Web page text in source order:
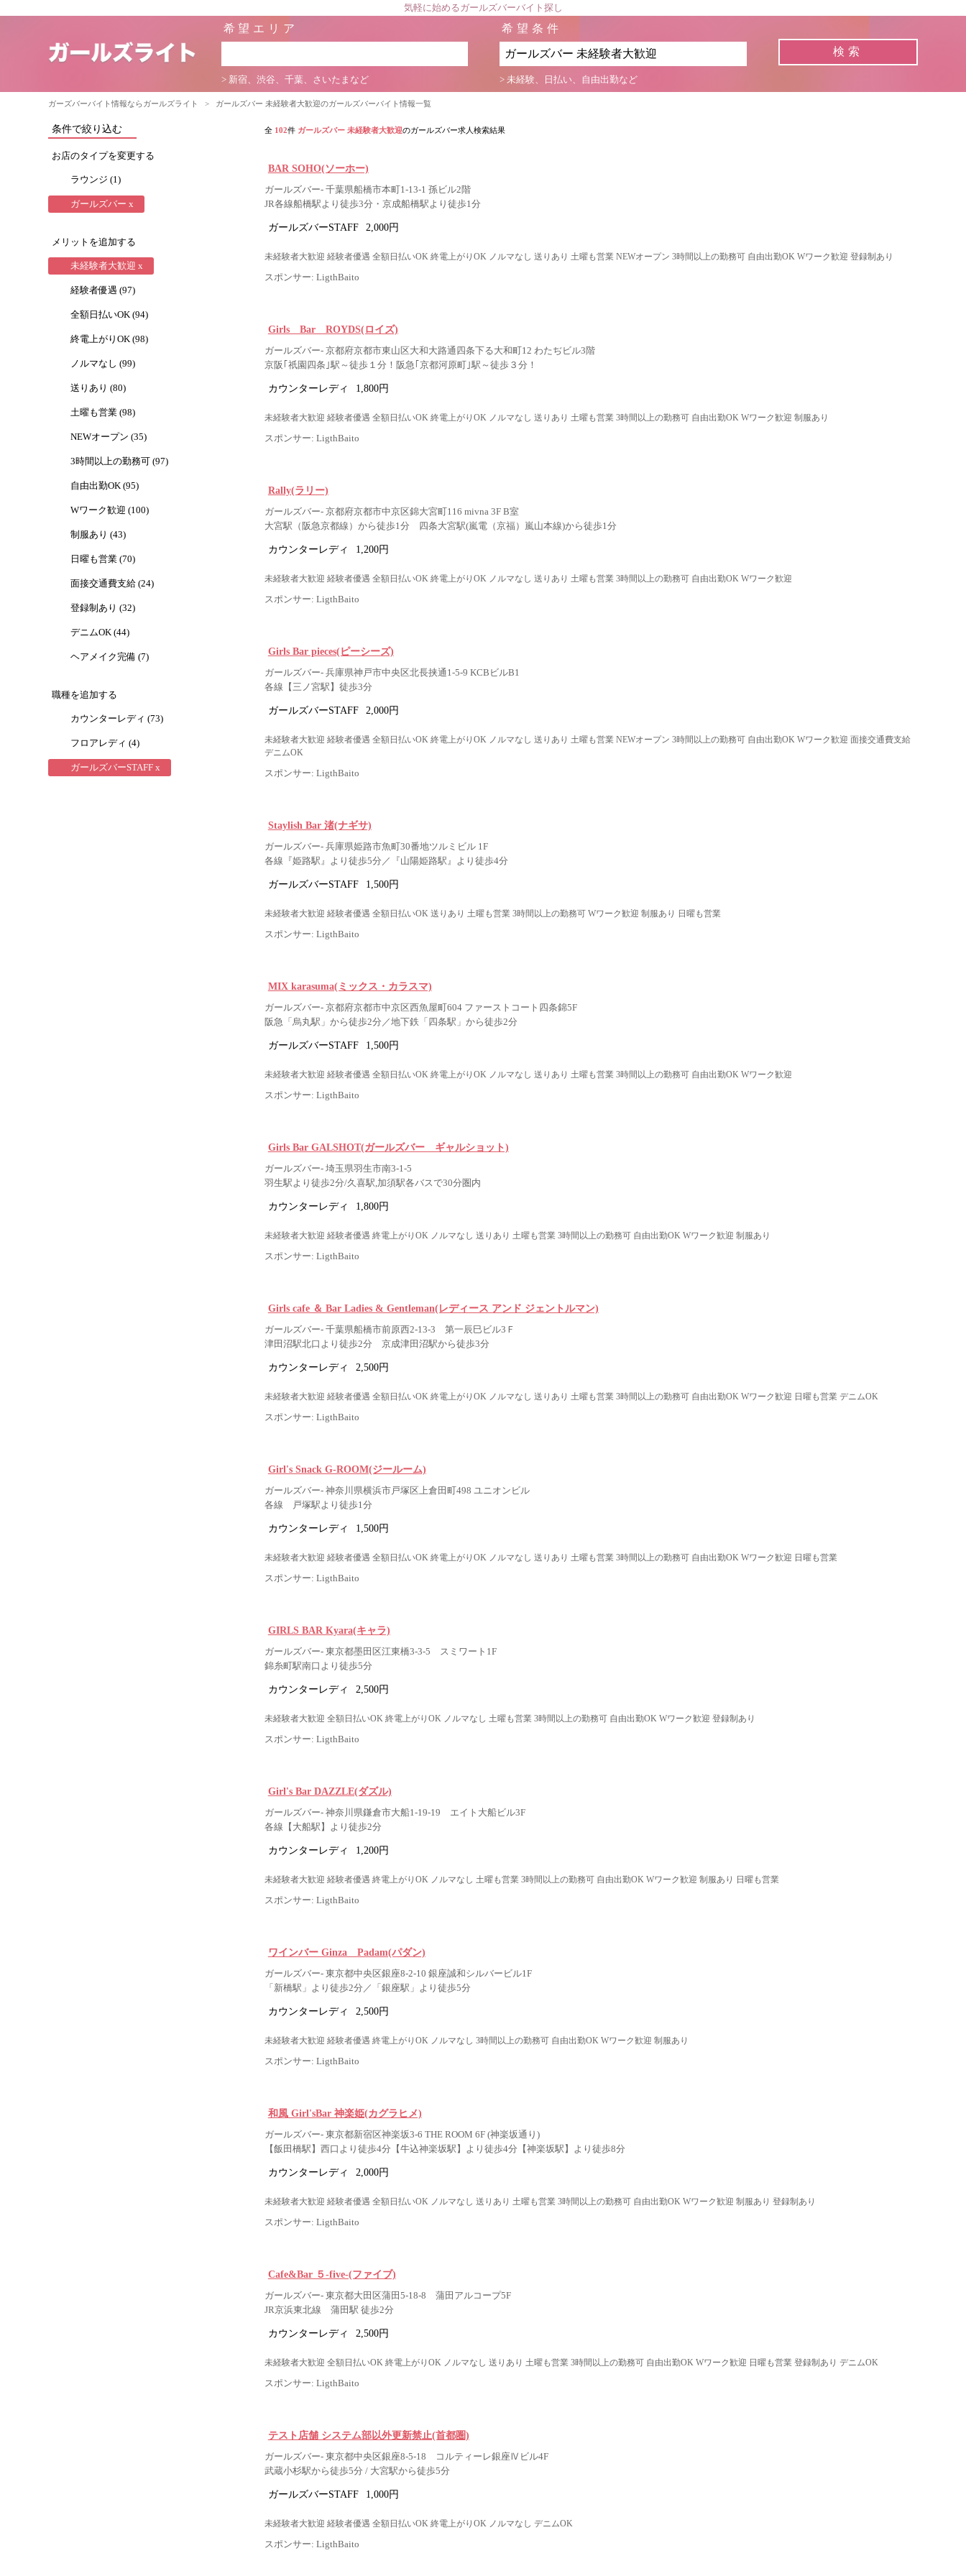
気軽に始めるガールズバーバイト探し
希望エリア
> 新宿、渋谷、千葉、さいたまなど
希望条件
> 未経験、日払い、自由出勤など
ガーズバーバイト情報ならガールズライト > ガールズバー 未経験者大歓迎のガールズバーバイト情報一覧
条件で絞り込む
お店のタイプを変更する
ラウンジ (1)
ガールズバー x
メリットを追加する
未経験者大歓迎 x
経験者優遇 (97)
全額日払いOK (94)
終電上がりOK (98)
ノルマなし (99)
送りあり (80)
土曜も営業 (98)
NEWオープン (35)
3時間以上の勤務可 (97)
自由出勤OK (95)
Wワーク歓迎 (100)
制服あり (43)
日曜も営業 (70)
面接交通費支給 (24)
登録制あり (32)
デニムOK (44)
ヘアメイク完備 (7)
職種を追加する
カウンターレディ (73)
フロアレディ (4)
ガールズバーSTAFF x
全 102件 ガールズバー 未経験者大歓迎のガールズバー求人検索結果
BAR SOHO(ソーホー)
ガールズバー- 千葉県船橋市本町1-13-1 孫ビル2階
JR各線船橋駅より徒歩3分・京成船橋駅より徒歩1分
ガールズバーSTAFF 2,000円
未経験者大歓迎 経験者優遇 全額日払いOK 終電上がりOK ノルマなし 送りあり 土曜も営業 NEWオープン 3時間以上の勤務可 自由出勤OK Wワーク歓迎 登録制あり
スポンサー: LigthBaito
Girls Bar ROYDS(ロイズ)
ガールズバー- 京都府京都市東山区大和大路通四条下る大和町12 わたぢビル3階
京阪｢祇園四条｣駅～徒歩１分！阪急｢京都河原町｣駅～徒歩３分！
カウンターレディ 1,800円
未経験者大歓迎 経験者優遇 全額日払いOK 終電上がりOK ノルマなし 送りあり 土曜も営業 3時間以上の勤務可 自由出勤OK Wワーク歓迎 制服あり
スポンサー: LigthBaito
Rally(ラリー)
ガールズバー- 京都府京都市中京区錦大宮町116 mivna 3F B室
大宮駅（阪急京都線）から徒歩1分 四条大宮駅(嵐電（京福）嵐山本線)から徒歩1分
カウンターレディ 1,200円
未経験者大歓迎 経験者優遇 全額日払いOK 終電上がりOK ノルマなし 送りあり 土曜も営業 3時間以上の勤務可 自由出勤OK Wワーク歓迎
スポンサー: LigthBaito
Girls Bar pieces(ピーシーズ)
ガールズバー- 兵庫県神戸市中央区北長挟通1-5-9 KCBビルB1
各線【三ノ宮駅】徒歩3分
ガールズバーSTAFF 2,000円
未経験者大歓迎 経験者優遇 全額日払いOK 終電上がりOK ノルマなし 送りあり 土曜も営業 NEWオープン 3時間以上の勤務可 自由出勤OK Wワーク歓迎 面接交通費支給
デニムOK
スポンサー: LigthBaito
Staylish Bar 渚(ナギサ)
ガールズバー- 兵庫県姫路市魚町30番地ツルミビル 1F
各線『姫路駅』より徒歩5分／『山陽姫路駅』より徒歩4分
ガールズバーSTAFF 1,500円
未経験者大歓迎 経験者優遇 全額日払いOK 送りあり 土曜も営業 3時間以上の勤務可 Wワーク歓迎 制服あり 日曜も営業
スポンサー: LigthBaito
MIX karasuma(ミックス・カラスマ)
ガールズバー- 京都府京都市中京区西魚屋町604 ファーストコート四条錦5F
阪急「烏丸駅」から徒歩2分／地下鉄「四条駅」から徒歩2分
ガールズバーSTAFF 1,500円
未経験者大歓迎 経験者優遇 全額日払いOK 終電上がりOK ノルマなし 送りあり 土曜も営業 3時間以上の勤務可 自由出勤OK Wワーク歓迎
スポンサー: LigthBaito
Girls Bar GALSHOT(ガールズバー ギャルショット)
ガールズバー- 埼玉県羽生市南3-1-5
羽生駅より徒歩2分/久喜駅,加須駅各バスで30分圏内
カウンターレディ 1,800円
未経験者大歓迎 経験者優遇 終電上がりOK ノルマなし 送りあり 土曜も営業 3時間以上の勤務可 自由出勤OK Wワーク歓迎 制服あり
スポンサー: LigthBaito
Girls cafe ＆ Bar Ladies & Gentleman(レディース アンド ジェントルマン)
ガールズバー- 千葉県船橋市前原西2-13-3 第一辰巳ビル3Ｆ
津田沼駅北口より徒歩2分 京成津田沼駅から徒歩3分
カウンターレディ 2,500円
未経験者大歓迎 経験者優遇 全額日払いOK 終電上がりOK ノルマなし 送りあり 土曜も営業 3時間以上の勤務可 自由出勤OK Wワーク歓迎 日曜も営業 デニムOK
スポンサー: LigthBaito
Girl's Snack G-ROOM(ジールーム)
ガールズバー- 神奈川県横浜市戸塚区上倉田町498 ユニオンビル
各線 戸塚駅より徒歩1分
カウンターレディ 1,500円
未経験者大歓迎 経験者優遇 全額日払いOK 終電上がりOK ノルマなし 送りあり 土曜も営業 3時間以上の勤務可 自由出勤OK Wワーク歓迎 日曜も営業
スポンサー: LigthBaito
GIRLS BAR Kyara(キャラ)
ガールズバー- 東京都墨田区江東橋3-3-5 スミワート1F
錦糸町駅南口より徒歩5分
カウンターレディ 2,500円
未経験者大歓迎 全額日払いOK 終電上がりOK ノルマなし 土曜も営業 3時間以上の勤務可 自由出勤OK Wワーク歓迎 登録制あり
スポンサー: LigthBaito
Girl's Bar DAZZLE(ダズル)
ガールズバー- 神奈川県鎌倉市大船1-19-19 エイト大船ビル3F
各線【大船駅】より徒歩2分
カウンターレディ 1,200円
未経験者大歓迎 経験者優遇 終電上がりOK ノルマなし 土曜も営業 3時間以上の勤務可 自由出勤OK Wワーク歓迎 制服あり 日曜も営業
スポンサー: LigthBaito
ワインバー Ginza Padam(パダン)
ガールズバー- 東京都中央区銀座8-2-10 銀座誠和シルバービル1F
「新橋駅」より徒歩2分／「銀座駅」より徒歩5分
カウンターレディ 2,500円
未経験者大歓迎 経験者優遇 終電上がりOK ノルマなし 3時間以上の勤務可 自由出勤OK Wワーク歓迎 制服あり
スポンサー: LigthBaito
和風 Girl'sBar 神楽姫(カグラヒメ)
ガールズバー- 東京都新宿区神楽坂3-6 THE ROOM 6F (神楽坂通り)
【飯田橋駅】西口より徒歩4分【牛込神楽坂駅】より徒歩4分【神楽坂駅】より徒歩8分
カウンターレディ 2,000円
未経験者大歓迎 経験者優遇 全額日払いOK ノルマなし 送りあり 土曜も営業 3時間以上の勤務可 自由出勤OK Wワーク歓迎 制服あり 登録制あり
スポンサー: LigthBaito
Cafe&Bar ５-five-(ファイブ)
ガールズバー- 東京都大田区蒲田5-18-8 蒲田アルコープ5F
JR京浜東北線 蒲田駅 徒歩2分
カウンターレディ 2,500円
未経験者大歓迎 全額日払いOK 終電上がりOK ノルマなし 送りあり 土曜も営業 3時間以上の勤務可 自由出勤OK Wワーク歓迎 日曜も営業 登録制あり デニムOK
スポンサー: LigthBaito
テスト店舗 システム部以外更新禁止(首都圏)
ガールズバー- 東京都中央区銀座8-5-18 コルティーレ銀座Ⅳビル4F
武蔵小杉駅から徒歩5分 / 大宮駅から徒歩5分
ガールズバーSTAFF 1,000円
未経験者大歓迎 経験者優遇 全額日払いOK 終電上がりOK ノルマなし デニムOK
スポンサー: LigthBaito